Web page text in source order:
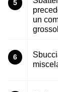
5
un
6